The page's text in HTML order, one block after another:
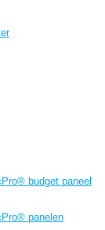
budget paneel
panelen